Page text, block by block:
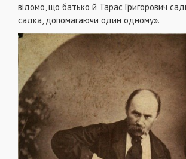
відомо, що батько й Тарас Григорович
садка, допомагаючи один одному».